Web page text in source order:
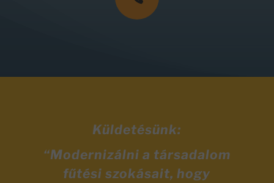
Küldetésünk:
“Modernizálni a társadalom
fűtési szokásait, hogy